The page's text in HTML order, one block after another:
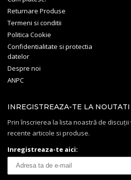
Returnare Produse
Termeni si conditii
Politica Cookie
Confidentialitate si protectia
datelor
Despre noi
ANPC
INREGISTREAZA-TE LA NOUTATI
Prin înscrierea la lista noastră de
recente articole si produse.
Inregistreaza-te aici: